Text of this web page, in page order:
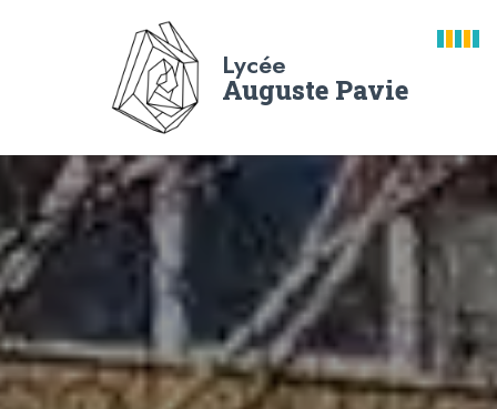
Lycée
Auguste Pavie